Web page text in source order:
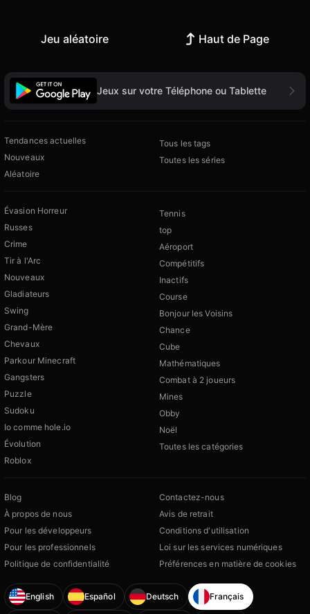
Jeu aléatoire Haut de Page
Jeux sur votre Téléphone ou Tablette
Tendances actuelles
Nouveaux
Aléatoire
Tous les tags
Toutes les séries
Évasion Horreur
Russes
Crime
Tir à l'Arc
Nouveaux
Gladiateurs
Swing
Grand-Mère
Chevaux
Parkour Minecraft
Gangsters
Puzzle
Sudoku
Io comme hole.io
Évolution
Roblox
Tennis
top
Aéroport
Compétitifs
Inactifs
Course
Bonjour les Voisins
Chance
Cube
Mathématiques
Combat à 2 joueurs
Mines
Obby
Noël
Toutes les catégories
Blog
À propos de nous
Pour les développeurs
Pour les professionnels
Politique de confidentialité
Contactez-nous
Avis de retrait
Conditions d'utilisation
Loi sur les services numériques
Préférences en matière de cookies
English Español Deutsch Français